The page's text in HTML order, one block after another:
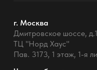
г. Москва
Дмитровское шоссе,
ТЦ "Норд Хаус"
Пав. 3173, 1 этаж, 1-я